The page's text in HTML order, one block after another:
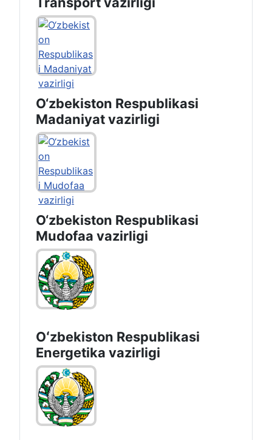
O‘zbekiston Respublikasi
Madaniyat vazirligi
O‘zbekiston Respublikasi
Mudofaa vazirligi
Oʻzbekiston Respublikasi
Energetika vazirligi